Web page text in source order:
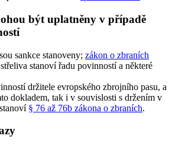
být uplatněny v případě
sankce stanoveny; zákon o zbraních
stanoví řadu povinností a některé
držitele evropského zbrojního pasu, a
dokladem, tak i v souvislosti s držením v
§ 76 až 76b zákona o zbraních.